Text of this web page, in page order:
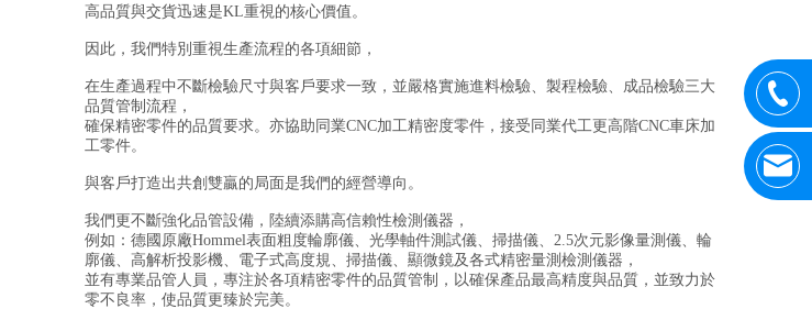
高品質與交貨迅速是KL重視的核心價值。
因此，我們特別重視生產流程的各項細節，
在生產過程中不斷檢驗尺寸與客戶要求一致，並嚴格實施進料檢驗、製程檢驗、成品檢驗三大
品質管制流程，
確保精密零件的品質要求。亦協助同業CNC加工精密度零件，接受同業代工更高階CNC車床加
工零件。
與客戶打造出共創雙贏的局面是我們的經營導向。
我們更不斷強化品管設備，陸續添購高信賴性檢測儀器，
例如：德國原廠Hommel表面粗度輪廓儀、光學軸件測試儀、掃描儀、2.5次元影像量測儀、輪
廓儀、高解析投影機、電子式高度規、掃描儀、顯微鏡及各式精密量測檢測儀器，
並有專業品管人員，專注於各項精密零件的品質管制，以確保產品最高精度與品質，並致力於
零不良率，使品質更臻於完美。